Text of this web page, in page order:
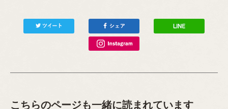
こちらのページも一緒に読まれています